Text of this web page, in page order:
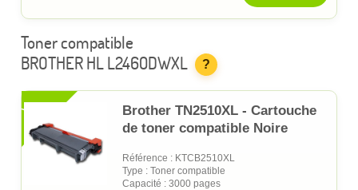
Toner compatible
BROTHER HL L2460DWXL
?
XL
Brother TN2510XL - Cartouche
de toner compatible Noire
Référence : KTCB2510XL
Type : Toner compatible
Capacité : 3000 pages